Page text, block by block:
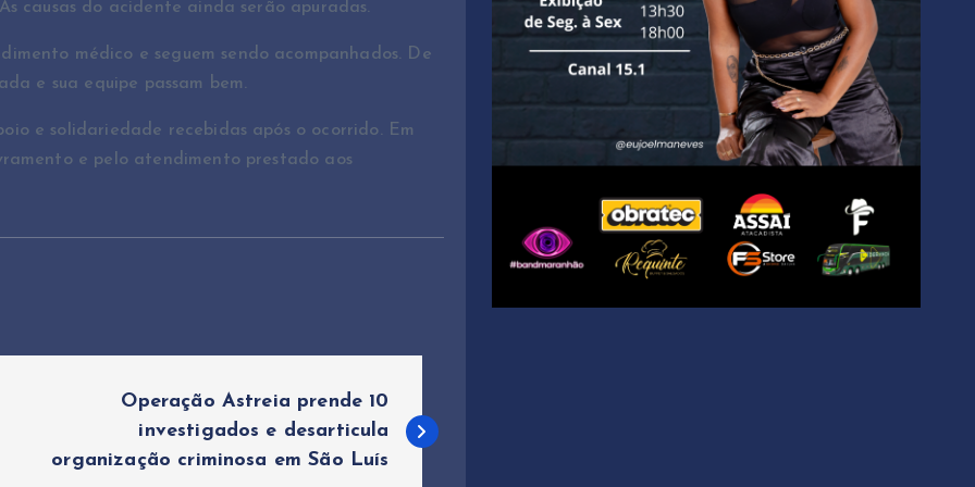
causas do acidente ainda serão apuradas.
médico e seguem sendo acompanhados. De
e sua equipe passam bem.
e solidariedade recebidas após o ocorrido. Em
e pelo atendimento prestado aos
Operação Astreia prende 10
investigados e desarticula
organização criminosa em São Luís